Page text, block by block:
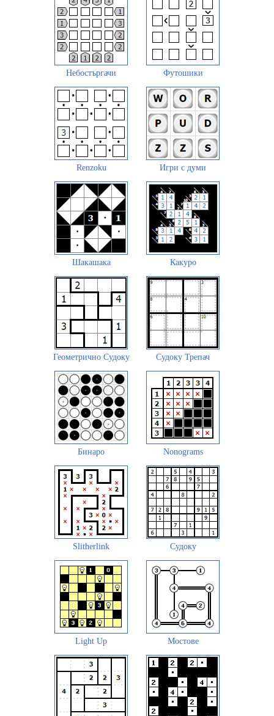
Небостъргачи Футошики
Renzoku Игри с думи
Шакашака Какуро
Геометрично Судоку Судоку Трепач
Бинаро Nonograms
Slitherlink Судоку
Light Up Мостове